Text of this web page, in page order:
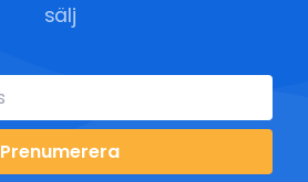
sälj
Prenumerera